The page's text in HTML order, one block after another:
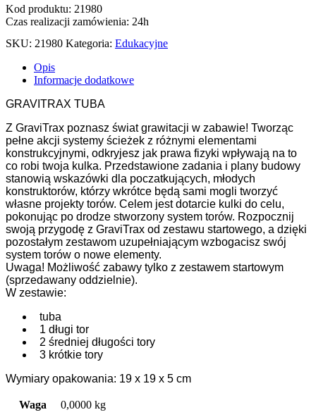
Kod produktu: 21980
Czas realizacji zamówienia: 24h
SKU: 21980 Kategoria: Edukacyjne
Opis
Informacje dodatkowe
GRAVITRAX TUBA
Z GraviTrax poznasz świat grawitacji w zabawie! Tworząc
pełne akcji systemy ścieżek z różnymi elementami
konstrukcyjnymi, odkryjesz jak prawa fizyki wpływają na to
co robi twoja kulka. Przedstawione zadania i plany budowy
stanowią wskazówki dla poczatkujących, młodych
konstruktorów, którzy wkrótce będą sami mogli tworzyć
własne projekty torów. Celem jest dotarcie kulki do celu,
pokonując po drodze stworzony system torów. Rozpocznij
swoją przygodę z GraviTrax od zestawu startowego, a dzięki
pozostałym zestawom uzupełniającym wzbogacisz swój
system torów o nowe elementy.
Uwaga! Możliwość zabawy tylko z zestawem startowym
(sprzedawany oddzielnie).
W zestawie:
tuba
1 długi tor
2 średniej długości tory
3 krótkie tory
Wymiary opakowania: 19 x 19 x 5 cm
Waga 0,0000 kg